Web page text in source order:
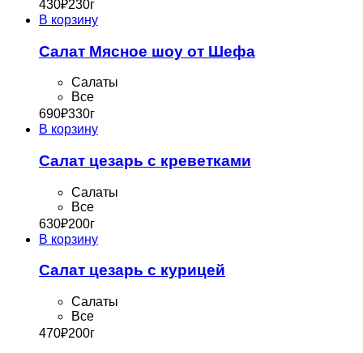
430₽230г
В корзину
Салат Мясное шоу от Шефа
Cалаты
Все
690₽330г
В корзину
Салат цезарь с креветками
Cалаты
Все
630₽200г
В корзину
Салат цезарь с курицей
Cалаты
Все
470₽200г